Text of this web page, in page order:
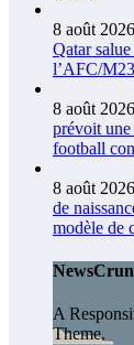
8 août 2026
Qatar
l’AFC/M23
8 août 2026
prévoit
football
8 août 2026
de
modèle de
A
Theme.